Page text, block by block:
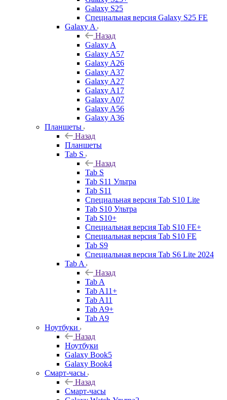
Galaxy S25
Специальная версия Galaxy S25 FE
Galaxy A
Назад
Galaxy A
Galaxy A57
Galaxy A26
Galaxy A37
Galaxy A27
Galaxy A17
Galaxy A07
Galaxy A56
Galaxy A36
Планшеты
Назад
Планшеты
Tab S
Назад
Tab S
Tab S11 Ультра
Tab S11
Специальная версия Tab S10 Lite
Tab S10 Ультра
Tab S10+
Специальная версия Tab S10 FE+
Специальная версия Tab S10 FE
Tab S9
Специальная версия Tab S6 Lite 2024
Tab A
Назад
Tab A
Tab A11+
Tab A11
Tab A9+
Tab A9
Ноутбуки
Назад
Ноутбуки
Galaxy Book5
Galaxy Book4
Смарт-часы
Назад
Смарт-часы